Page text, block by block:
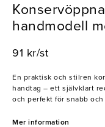
handmodell
91 kr/st
En praktisk och stilren
handtag – ett självklart
och perfekt för snabb
Mer information